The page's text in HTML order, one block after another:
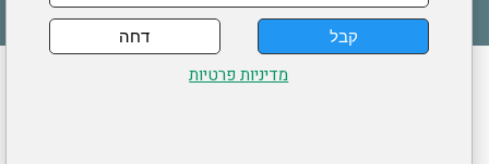
קבל דחה
מדיניות פרטיותהצהרת נגישות לעדכון פרטים אישיים